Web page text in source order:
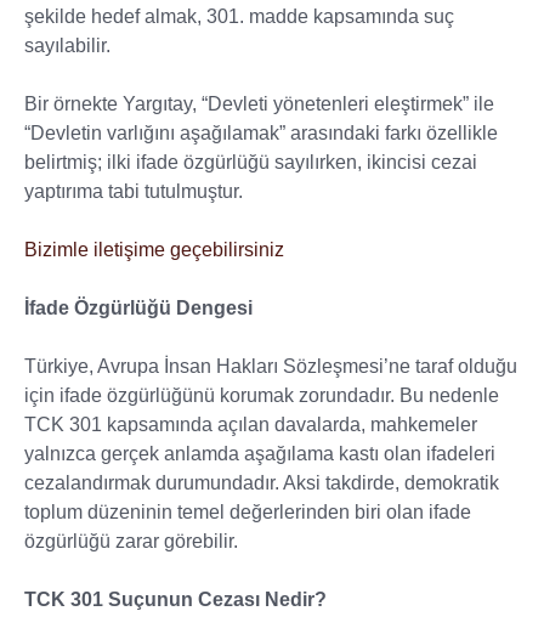
şekilde hedef almak, 301. madde kapsamında suç
sayılabilir.
Bir örnekte Yargıtay, “Devleti yönetenleri eleştirmek” ile
“Devletin varlığını aşağılamak” arasındaki farkı özellikle
belirtmiş; ilki ifade özgürlüğü sayılırken, ikincisi cezai
yaptırıma tabi tutulmuştur.
Bizimle iletişime geçebilirsiniz
İfade Özgürlüğü Dengesi
Türkiye, Avrupa İnsan Hakları Sözleşmesi’ne taraf olduğu
için ifade özgürlüğünü korumak zorundadır. Bu nedenle
TCK 301 kapsamında açılan davalarda, mahkemeler
yalnızca gerçek anlamda aşağılama kastı olan ifadeleri
cezalandırmak durumundadır. Aksi takdirde, demokratik
toplum düzeninin temel değerlerinden biri olan ifade
özgürlüğü zarar görebilir.
TCK 301 Suçunun Cezası Nedir?